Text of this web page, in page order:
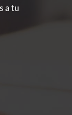
a tu